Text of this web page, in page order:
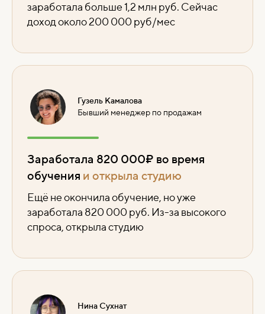
заработала больше 1,2 млн руб. Сейчас
доход около 200 000 руб/мес
Гузель Камалова
Бывший менеджер по продажам
Заработала 820 000₽ во время
обучения и открыла студию
Ещё не окончила обучение, но уже
заработала 820 000 руб. Из-за высокого
спроса, открыла студию
Нина Сухнат